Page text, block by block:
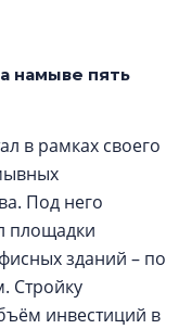
намыве пять
в рамках своего
Под него
площадки
зданий – по
Стройку
инвестиций в